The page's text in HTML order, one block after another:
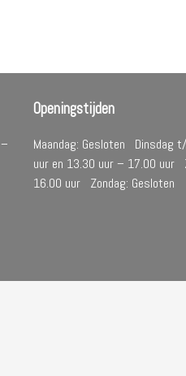
Openingstijden
Maandag: Gesloten Dinsdag
uur en 13.30 uur – 17.00 uur
16.00 uur Zondag: Gesloten